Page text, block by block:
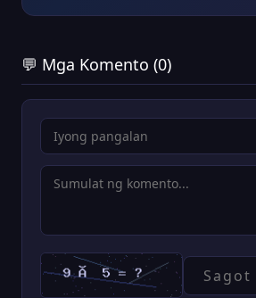
💬 Mga Komento (0)